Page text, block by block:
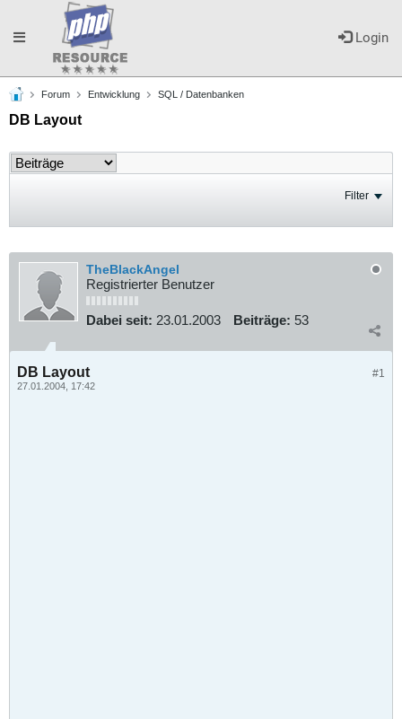
Login
Toggle
navigation
Forum Entwicklung SQL / Datenbanken
DB Layout
Filter
TheBlackAngel
Registrierter Benutzer
Dabei seit: 23.01.2003 Beiträge: 53
#1
DB Layout
27.01.2004, 17:42